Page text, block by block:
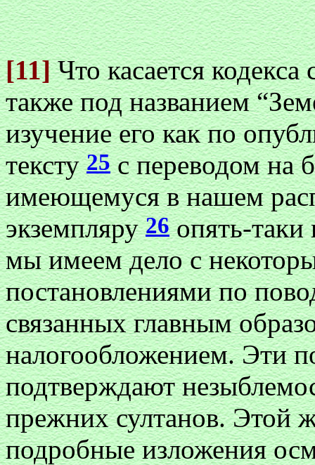
[11]Что касается
также под названием
изучение его как по
тексту25с переводом на
имеющемуся в нашем
экземпляру26опять-таки
мы имеем дело с
постановлениями по
связанных главным
налогообложением. Эти
подтверждают
прежних султанов. Этой
подробные изложения